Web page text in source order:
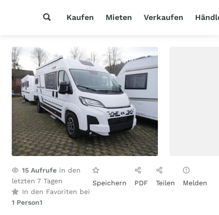
Kaufen Mieten Verkaufen
15 Aufrufe in den
letzten 7 Tagen
In den Favoriten bei
1 Person1
Speichern PDF Teilen Melden